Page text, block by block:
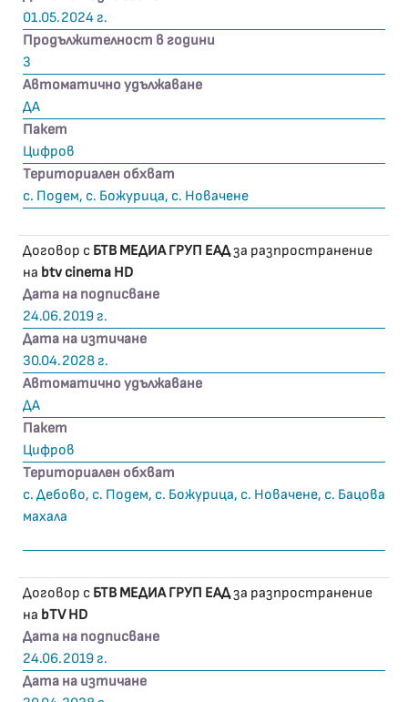
01.05.2024 г.
Продължителност в години
3
Автоматично удължаване
ДА
Пакет
Цифров
Териториален обхват
с. Подем, с. Божурица, с. Новачене
Договор с БТВ МЕДИА ГРУП ЕАДза разпространение
на btv cinema HD
Дата на подписване
24.06.2019 г.
Дата на изтичане
30.04.2028 г.
Автоматично удължаване
ДА
Пакет
Цифров
Териториален обхват
с. Дебово, с. Подем, с. Божурица, с. Новачене, с. Бацова
махала
Договор с БТВ МЕДИА ГРУП ЕАДза разпространение
на bTV HD
Дата на подписване
24.06.2019 г.
Дата на изтичане